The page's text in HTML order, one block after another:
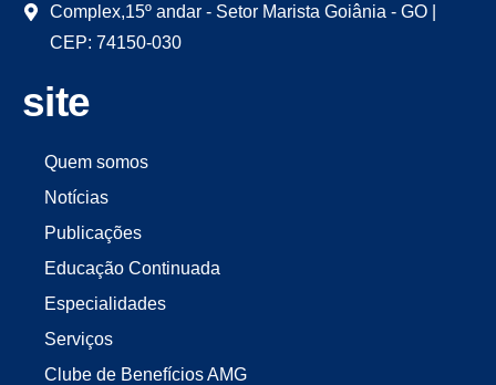
Complex,15º andar - Setor Marista Goiânia - GO |
CEP: 74150-030
site
Quem somos
Notícias
Publicações
Educação Continuada
Especialidades
Serviços
Clube de Benefícios AMG